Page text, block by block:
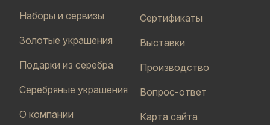
Наборы и сервизы
Золотые украшения
Подарки из серебра
Серебряные украшения
О компании
Сертификаты
Выставки
Производство
Вопрос-ответ
Карта сайта